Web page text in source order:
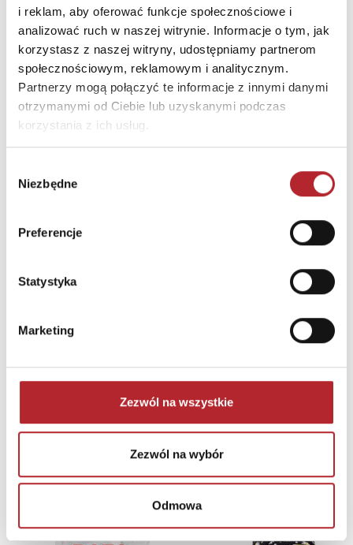
i reklam, aby oferować funkcje społecznościowe i
analizować ruch w naszej witrynie. Informacje o tym, jak
korzystasz z naszej witryny, udostępniamy partnerom
społecznościowym, reklamowym i analitycznym.
Partnerzy mogą połączyć te informacje z innymi danymi
otrzymanymi od Ciebie lub uzyskanymi podczas
korzystania z ich usług.
zgody
Niezbędne
Preferencje
Statystyka
Marketing
Zezwól na wszystkie
Zezwól na wybór
Odmowa
E-mail trefl@trefl.com
INNI KLIENCI KUPOWALI
NAJCZĘŚCIEJ KUPOWANE